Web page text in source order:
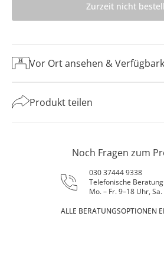
Zurzeit nicht
Vor Ort ansehen &
Produkt teilen
Noch Fragen zum
030 37444 9338
Telefonische
Mo. – Fr. 9–18 Uhr,
ALLE BERATUNGSOPTIONEN